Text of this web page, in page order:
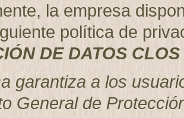
la empresa
política de
DE DATOS
garantiza a los
General de